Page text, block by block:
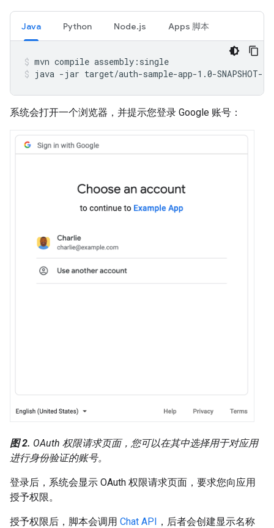
Java Python Node.js Apps 脚本
mvn compile assembly:single
java -jar target/auth-sample-app-1.0-
系统会打开一个浏览器，并提示您登录 Google 账号：
图 2. OAuth 权限请求页面，您可以在其中选择用于对应用
进行身份验证的账号。
登录后，系统会显示 OAuth 权限请求页面，要求您向应用
授予权限。
授予权限后，脚本会调用 Chat API ，后者会创建显示名称